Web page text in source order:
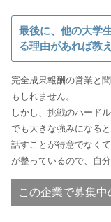
最後に、他の大学
る理由があれば教
完全成果報酬の営業と
もしれません。
しかし、挑戦のハード
でも大きな強みになると
話すことが得意でなく
が整っているので、自
この企業で募集